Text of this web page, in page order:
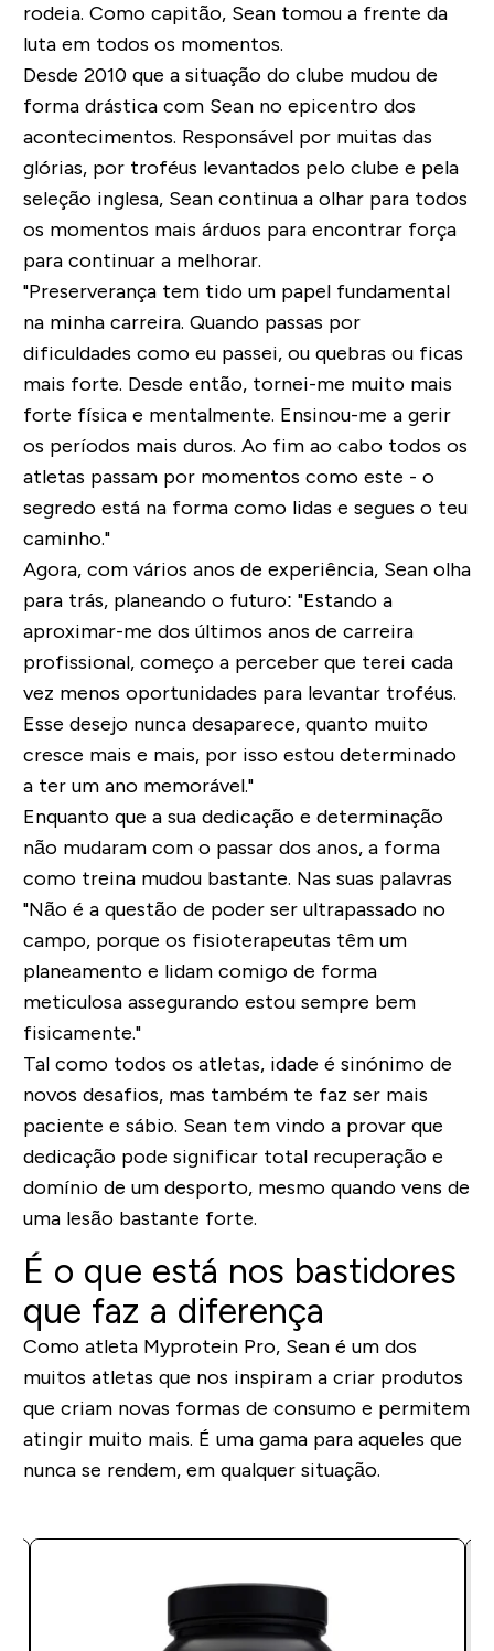
rodeia. Como capitão, Sean tomou a frente da
luta em todos os momentos.
Desde 2010 que a situação do clube mudou de
forma drástica com Sean no epicentro dos
acontecimentos. Responsável por muitas das
glórias, por troféus levantados pelo clube e pela
seleção inglesa, Sean continua a olhar para todos
os momentos mais árduos para encontrar força
para continuar a melhorar.
"Preserverança tem tido um papel fundamental
na minha carreira. Quando passas por
dificuldades como eu passei, ou quebras ou ficas
mais forte. Desde então, tornei-me muito mais
forte física e mentalmente. Ensinou-me a gerir
os períodos mais duros. Ao fim ao cabo todos os
atletas passam por momentos como este - o
segredo está na forma como lidas e segues o teu
caminho."
Agora, com vários anos de experiência, Sean olha
para trás, planeando o futuro: "Estando a
aproximar-me dos últimos anos de carreira
profissional, começo a perceber que terei cada
vez menos oportunidades para levantar troféus.
Esse desejo nunca desaparece, quanto muito
cresce mais e mais, por isso estou determinado
a ter um ano memorável."
Enquanto que a sua dedicação e determinação
não mudaram com o passar dos anos, a forma
como treina mudou bastante. Nas suas palavras
"Não é a questão de poder ser ultrapassado no
campo, porque os fisioterapeutas têm um
planeamento e lidam comigo de forma
meticulosa assegurando estou sempre bem
fisicamente."
Tal como todos os atletas, idade é sinónimo de
novos desafios, mas também te faz ser mais
paciente e sábio. Sean tem vindo a provar que
dedicação pode significar total recuperação e
domínio de um desporto, mesmo quando vens de
uma lesão bastante forte.
É o que está nos bastidores
que faz a diferença
Como atleta Myprotein Pro, Sean é um dos
muitos atletas que nos inspiram a criar produtos
que criam novas formas de consumo e permitem
atingir muito mais. É uma gama para aqueles que
nunca se rendem, em qualquer situação.